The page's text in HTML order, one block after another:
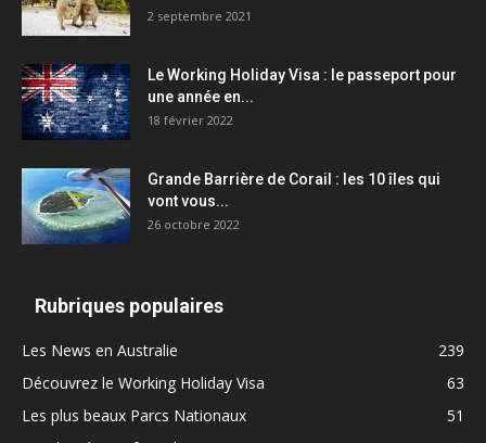
2 septembre 2021
Le Working Holiday Visa : le passeport pour
une année en...
18 février 2022
Grande Barrière de Corail : les 10 îles qui
vont vous...
26 octobre 2022
Rubriques populaires
Les News en Australie
239
Découvrez le Working Holiday Visa
63
Les plus beaux Parcs Nationaux
51